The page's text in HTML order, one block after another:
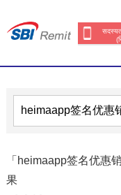
「heimaapp签名优惠
果